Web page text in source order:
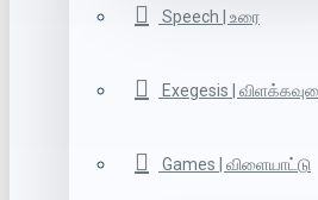
Speech | உரை
Exegesis |
Games | விளையாட்டு